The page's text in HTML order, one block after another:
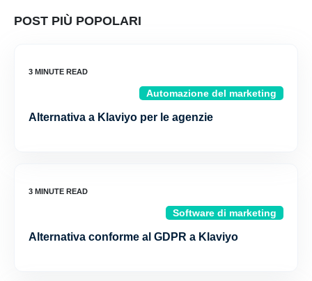
POST PIÙ POPOLARI
Automazione del marketing
Alternativa a Klaviyo per le agenzie
Software di marketing
Alternativa conforme al GDPR a Klaviyo